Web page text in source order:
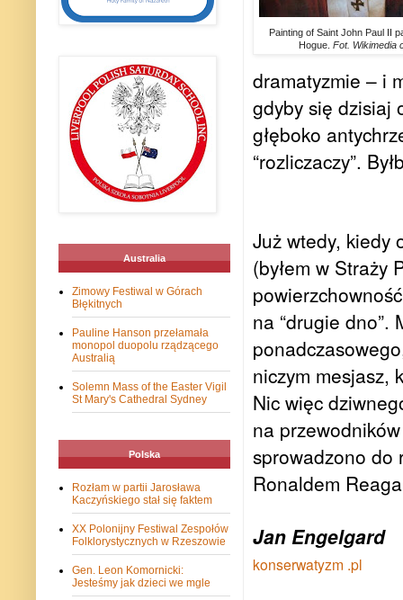
Painting of Saint John Paul II
Hogue. Fot. Wikimedia
dramatyzmie – i
gdyby się dzisiaj
głęboko
“rozliczaczy”.
Już wtedy, kiedy
(byłem w Straży
na “drugie dno”.
niczym mesjasz,
Nic więc
na
sprowadzono do
Ronaldem
Jan Engelgard
konserwatyzm .pl
Australia
Zimowy Festiwal w Górach
Błękitnych
Pauline Hanson przełamała
monopol duopolu rządzącego
Australią
Solemn Mass of the Easter Vigil
St Mary's Cathedral Sydney
Polska
Rozłam w partii Jarosława
Kaczyńskiego stał się faktem
XX Polonijny Festiwal Zespołów
Folklorystycznych w Rzeszowie
Gen. Leon Komornicki:
Jesteśmy jak dzieci we mgle